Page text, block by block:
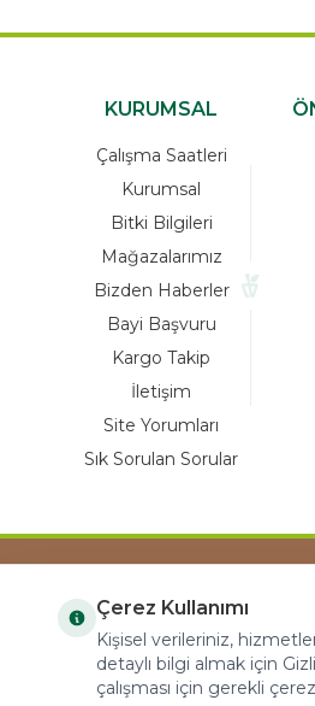
KURUMSAL
Çalışma Saatleri
Kurumsal
Bitki Bilgileri
Mağazalarımız
Bizden Haberler
Bayi Başvuru
Kargo Takip
İletişim
Site Yorumları
Sık Sorulan Sorular
COPYRIGHT © 2023
Çerez Kullanımı
Kişisel verileriniz,
detaylı bilgi almak için
çalışması için gerekli